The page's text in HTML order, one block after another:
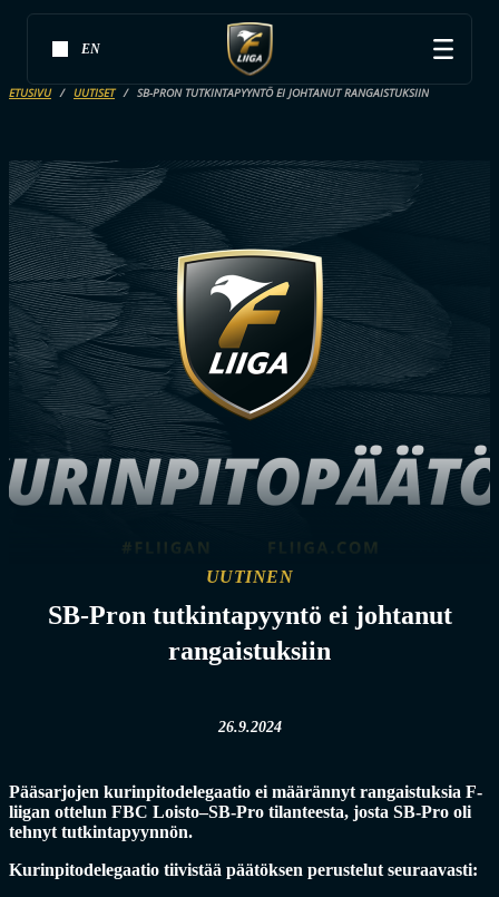
EN
ETUSIVU UUTISET SB-PRON TUTKINTAPYYNTÖ EI JOHTANUT RANGAISTUKSIIN
UUTINEN
SB-Pron tutkintapyyntö ei johtanut
rangaistuksiin
26.9.2024
Pääsarjojen kurinpitodelegaatio ei määrännyt rangaistuksia F-
liigan ottelun FBC Loisto–SB-Pro tilanteesta, josta SB-Pro oli
tehnyt tutkintapyynnön.
Kurinpitodelegaatio tiivistää päätöksen perustelut seuraavasti: